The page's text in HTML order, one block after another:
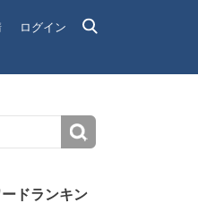
ログイン
ドランキン